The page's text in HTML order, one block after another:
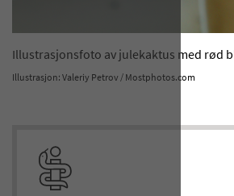
Illustrasjonsfoto av julekaktus med rød
Illustrasjon: Valeriy Petrov / Mostphotos.com